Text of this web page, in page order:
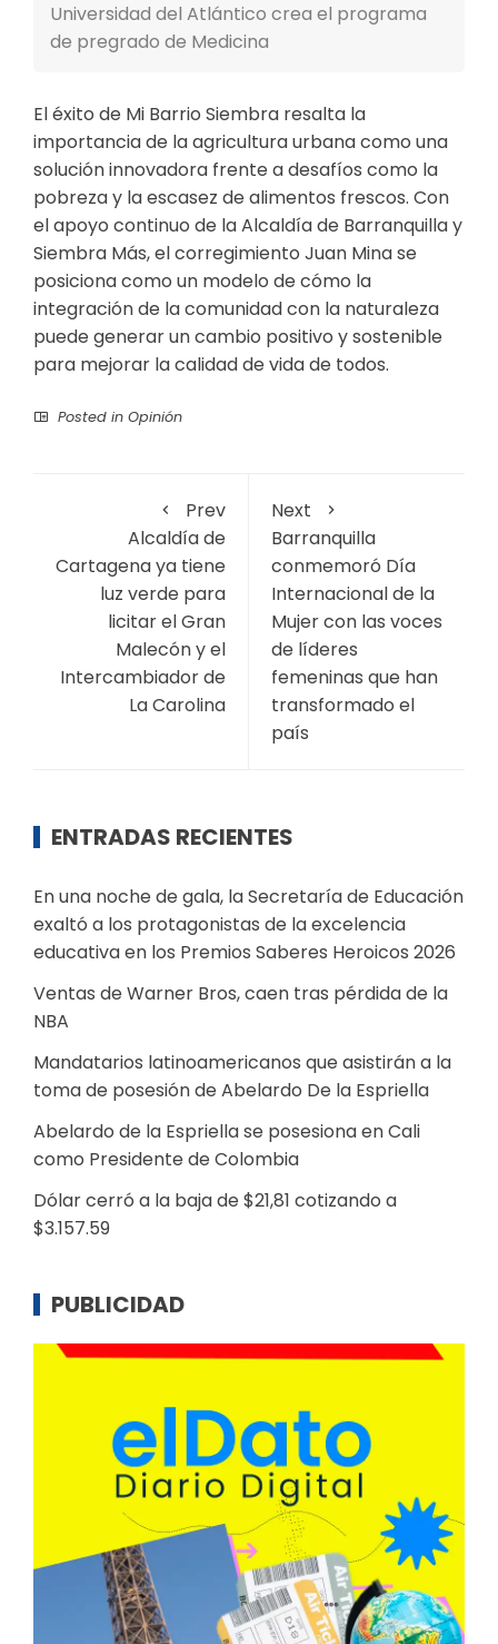
Universidad del Atlántico crea el programa
de pregrado de Medicina
El éxito de Mi Barrio Siembra resalta la
importancia de la agricultura urbana como una
solución innovadora frente a desafíos como la
pobreza y la escasez de alimentos frescos. Con
el apoyo continuo de la Alcaldía de Barranquilla y
Siembra Más, el corregimiento Juan Mina se
posiciona como un modelo de cómo la
integración de la comunidad con la naturaleza
puede generar un cambio positivo y sostenible
para mejorar la calidad de vida de todos.
Posted in Opinión
Prev
Alcaldía de
Cartagena ya tiene
luz verde para
licitar el Gran
Malecón y el
Intercambiador de
La Carolina
Next
Barranquilla
conmemoró Día
Internacional de la
Mujer con las voces
de líderes
femeninas que han
transformado el
país
ENTRADAS RECIENTES
En una noche de gala, la Secretaría de Educación
exaltó a los protagonistas de la excelencia
educativa en los Premios Saberes Heroicos 2026
Ventas de Warner Bros, caen tras pérdida de la
NBA
Mandatarios latinoamericanos que asistirán a la
toma de posesión de Abelardo De la Espriella
Abelardo de la Espriella se posesiona en Cali
como Presidente de Colombia
Dólar cerró a la baja de $21,81 cotizando a
$3.157.59
PUBLICIDAD